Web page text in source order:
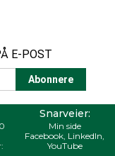
E-POST
Snarveier:
Min side
Facebook, LinkedIn,
YouTube